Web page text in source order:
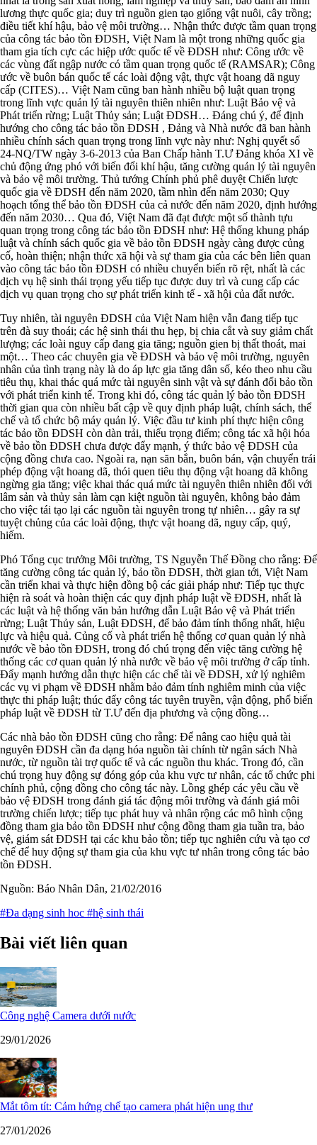
lương thực quốc gia; duy trì nguồn gien tạo giống vật nuôi, cây trồng;
điều tiết khí hậu, bảo vệ môi trường… Nhận thức được tầm quan trọng
của công tác bảo tồn ĐDSH, Việt Nam là một trong những quốc gia
tham gia tích cực các hiệp ước quốc tế về ĐDSH như: Công ước về
các vùng đất ngập nước có tầm quan trọng quốc tế (RAMSAR); Công
ước về buôn bán quốc tế các loài động vật, thực vật hoang dã nguy
cấp (CITES)… Việt Nam cũng ban hành nhiều bộ luật quan trọng
trong lĩnh vực quản lý tài nguyên thiên nhiên như: Luật Bảo vệ và
Phát triển rừng; Luật Thủy sản; Luật ĐDSH… Đáng chú ý, để định
hướng cho công tác bảo tồn ĐDSH , Đảng và Nhà nước đã ban hành
nhiều chính sách quan trọng trong lĩnh vực này như: Nghị quyết số
24-NQ/TW ngày 3-6-2013 của Ban Chấp hành T.Ư Đảng khóa XI về
chủ động ứng phó với biến đổi khí hậu, tăng cường quản lý tài nguyên
và bảo vệ môi trường. Thủ tướng Chính phủ phê duyệt Chiến lược
quốc gia về ĐDSH đến năm 2020, tầm nhìn đến năm 2030; Quy
hoạch tổng thể bảo tồn ĐDSH của cả nước đến năm 2020, định hướng
đến năm 2030… Qua đó, Việt Nam đã đạt được một số thành tựu
quan trọng trong công tác bảo tồn ĐDSH như: Hệ thống khung pháp
luật và chính sách quốc gia về bảo tồn ĐDSH ngày càng được củng
cố, hoàn thiện; nhận thức xã hội và sự tham gia của các bên liên quan
vào công tác bảo tồn ĐDSH có nhiều chuyển biến rõ rệt, nhất là các
dịch vụ hệ sinh thái trọng yếu tiếp tục được duy trì và cung cấp các
dịch vụ quan trọng cho sự phát triển kinh tế - xã hội của đất nước.
Tuy nhiên, tài nguyên ĐDSH của Việt Nam hiện vẫn đang tiếp tục
trên đà suy thoái; các hệ sinh thái thu hẹp, bị chia cắt và suy giảm chất
lượng; các loài nguy cấp đang gia tăng; nguồn gien bị thất thoát, mai
một… Theo các chuyên gia về ĐDSH và bảo vệ môi trường, nguyên
nhân của tình trạng này là do áp lực gia tăng dân số, kéo theo nhu cầu
tiêu thụ, khai thác quá mức tài nguyên sinh vật và sự đánh đổi bảo tồn
với phát triển kinh tế. Trong khi đó, công tác quản lý bảo tồn ĐDSH
thời gian qua còn nhiều bất cập về quy định pháp luật, chính sách, thể
chế và tổ chức bộ máy quản lý. Việc đầu tư kinh phí thực hiện công
tác bảo tồn ĐDSH còn dàn trải, thiếu trọng điểm; công tác xã hội hóa
về bảo tồn ĐDSH chưa được đẩy mạnh, ý thức bảo vệ ĐDSH của
cộng đồng chưa cao. Ngoài ra, nạn săn bắn, buôn bán, vận chuyển trái
phép động vật hoang dã, thói quen tiêu thụ động vật hoang dã không
ngừng gia tăng; việc khai thác quá mức tài nguyên thiên nhiên đối với
lâm sản và thủy sản làm cạn kiệt nguồn tài nguyên, không bảo đảm
cho việc tái tạo lại các nguồn tài nguyên trong tự nhiên… gây ra sự
tuyệt chủng của các loài động, thực vật hoang dã, nguy cấp, quý,
hiếm.
Phó Tổng cục trưởng Môi trường, TS Nguyễn Thế Đồng cho rằng: Để
tăng cường công tác quản lý, bảo tồn ĐDSH, thời gian tới, Việt Nam
cần triển khai và thực hiện đồng bộ các giải pháp như: Tiếp tục thực
hiện rà soát và hoàn thiện các quy định pháp luật về ĐDSH, nhất là
các luật và hệ thống văn bản hướng dẫn Luật Bảo vệ và Phát triển
rừng; Luật Thủy sản, Luật ĐDSH, để bảo đảm tính thống nhất, hiệu
lực và hiệu quả. Củng cố và phát triển hệ thống cơ quan quản lý nhà
nước về bảo tồn ĐDSH, trong đó chú trọng đến việc tăng cường hệ
thống các cơ quan quản lý nhà nước về bảo vệ môi trường ở cấp tỉnh.
Đẩy mạnh hướng dẫn thực hiện các chế tài về ĐDSH, xử lý nghiêm
các vụ vi phạm về ĐDSH nhằm bảo đảm tính nghiêm minh của việc
thực thi pháp luật; thúc đẩy công tác tuyên truyền, vận động, phổ biến
pháp luật về ĐDSH từ T.Ư đến địa phương và cộng đồng…
Các nhà bảo tồn ĐDSH cũng cho rằng: Để nâng cao hiệu quả tài
nguyên ĐDSH cần đa dạng hóa nguồn tài chính từ ngân sách Nhà
nước, từ nguồn tài trợ quốc tế và các nguồn thu khác. Trong đó, cần
chú trọng huy động sự đóng góp của khu vực tư nhân, các tổ chức phi
chính phủ, cộng đồng cho công tác này. Lồng ghép các yêu cầu về
bảo vệ ĐDSH trong đánh giá tác động môi trường và đánh giá môi
trường chiến lược; tiếp tục phát huy và nhân rộng các mô hình cộng
đồng tham gia bảo tồn ĐDSH như cộng đồng tham gia tuần tra, bảo
vệ, giám sát ĐDSH tại các khu bảo tồn; tiếp tục nghiên cứu và tạo cơ
chế để huy động sự tham gia của khu vực tư nhân trong công tác bảo
tồn ĐDSH.
Nguồn: Báo Nhân Dân, 21/02/2016
#Đa dạng sinh hoc #hệ sinh thái
Bài viết liên quan
Công nghệ Camera dưới nước
29/01/2026
Mắt tôm tít: Cảm hứng chế tạo camera phát hiện ung thư
27/01/2026